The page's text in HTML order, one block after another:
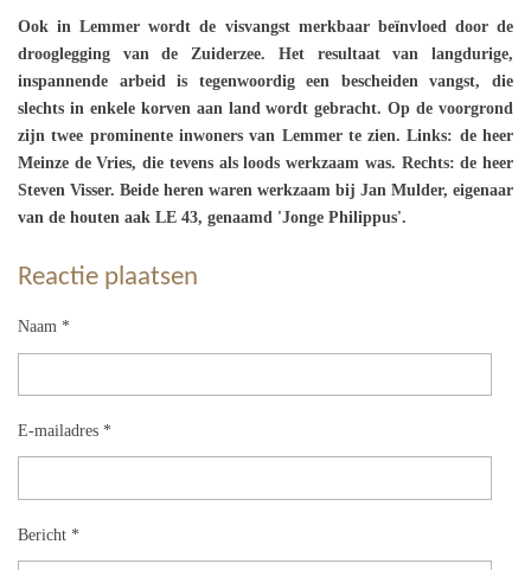
Ook in Lemmer wordt de visvangst merkbaar beïnvloed door de
drooglegging van de Zuiderzee. Het resultaat van langdurige,
inspannende arbeid is tegenwoordig een bescheiden vangst, die
slechts in enkele korven aan land wordt gebracht. Op de voorgrond
zijn twee prominente inwoners van Lemmer te zien. Links: de heer
Meinze de Vries, die tevens als loods werkzaam was. Rechts: de heer
Steven Visser. Beide heren waren werkzaam bij Jan Mulder, eigenaar
van de houten aak LE 43, genaamd 'Jonge Philippus'.
Reactie plaatsen
Naam *
E-mailadres *
Bericht *